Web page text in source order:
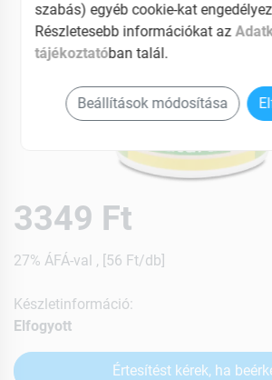
3349 Ft
27% ÁFÁ-val , [56 Ft/db]
Készletinformáció:
Elfogyott
Értesítést kérek, ha
szabás) egyéb cookie-kat
Részletesebb információkat az
tájékoztatóban talál.
Beállítások módosítása